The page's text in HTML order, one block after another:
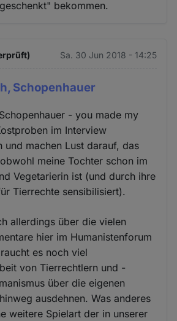
bekommen.
Sa. 30 Jun 2018 - 14:25
Schopenhauer
- you made my
im Interview
und machen Lust darauf, das
meine Tochter schon im
Vegetarierin ist (und durch ihre
Tierrechte sensibilisiert).
allerdings über die vielen
hier im Humanistenforum
es noch viel
von Tierrechtlern und -
über die eigenen
ausdehnen. Was anderes
weitere Spielart der in unserer